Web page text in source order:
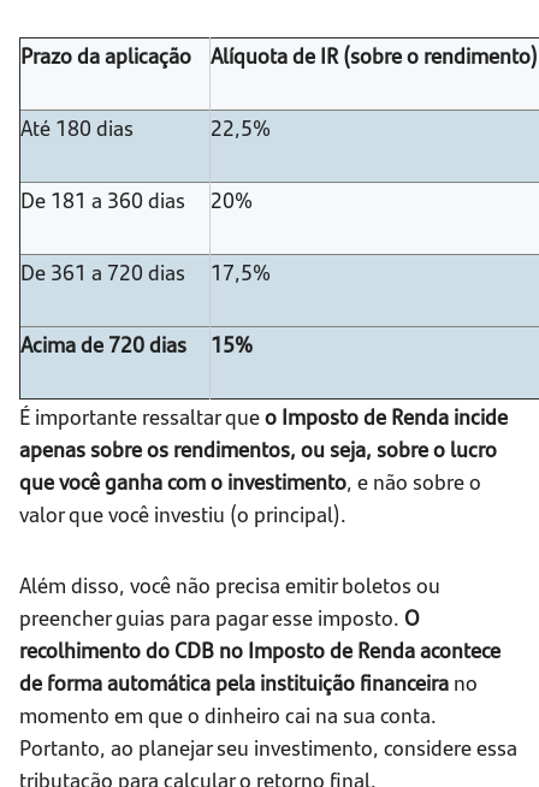
Prazo da aplicação Alíquota de IR (sobre o rendimento)
Até 180 dias 22,5%
De 181 a 360 dias 20%
De 361 a 720 dias 17,5%
Acima de 720 dias 15%
É importante ressaltar queo Imposto de Renda incide
apenas sobre os rendimentos, ou seja, sobre o lucro
que você ganha com o investimento, e não sobre o
valor que você investiu (o principal).
Além disso, você não precisa emitir boletos ou
preencher guias para pagar esse imposto. O
recolhimento do CDB no Imposto de Renda acontece
de forma automática pela instituição financeira no
momento em que o dinheiro cai na sua conta.
Portanto, ao planejar seu investimento, considere essa
tributação para calcular o retorno final.